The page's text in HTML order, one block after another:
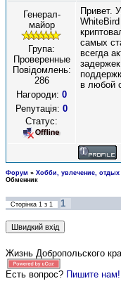
Генерал-
майор
Група:
Проверенные
Повідомлень:
286
Нагороди: 0
Репутація: 0
Статус:
Привет.
WhiteBird
самых
всегда
в любой
Форум » Хобби, увлечение, отдых
Обменник
Сторінка 1 з 1
1
Жизнь Добропольского
Есть вопрос? Пишите нам!